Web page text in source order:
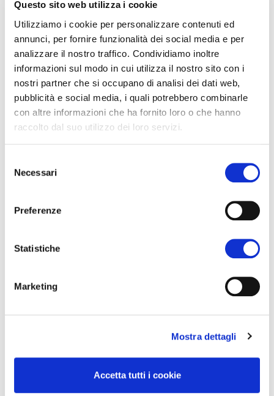
Questo sito web utilizza i cookie
Utilizziamo i cookie per personalizzare contenuti ed
annunci, per fornire funzionalità dei social media e per
analizzare il nostro traffico. Condividiamo inoltre
informazioni sul modo in cui utilizza il nostro sito con i
nostri partner che si occupano di analisi dei dati web,
pubblicità e social media, i quali potrebbero combinarle
con altre informazioni che ha fornito loro o che hanno
raccolto dal suo utilizzo dei loro servizi.
delNecessari
Preferenze
Statistiche
Marketing
Mostra dettagli
Accetta tutti i cookie